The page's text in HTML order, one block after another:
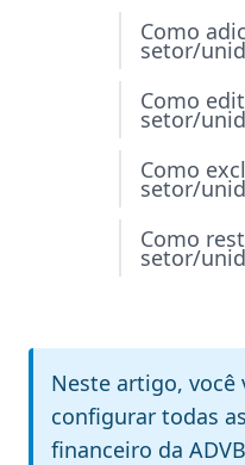
Como
setor/
Como
setor/
Como
setor/
Como
setor/
Neste artigo, você
configurar todas
financeiro da